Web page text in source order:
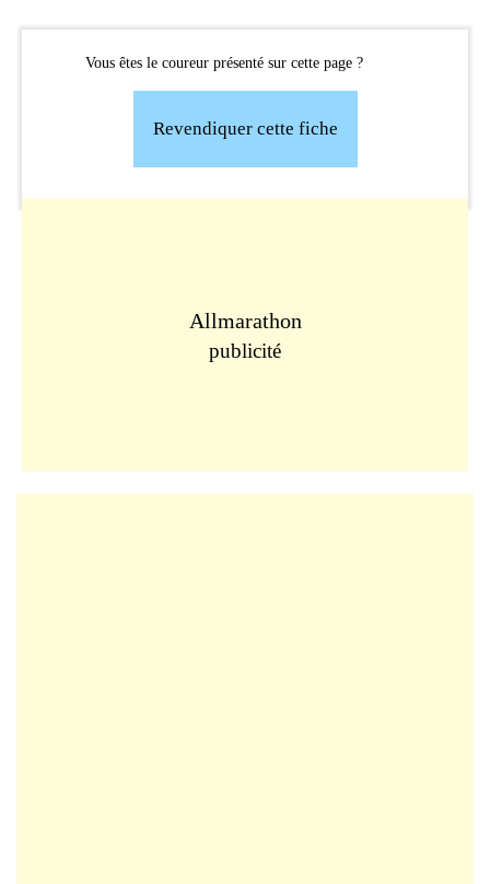
Vous êtes le coureur présenté sur cette page ?
Revendiquer cette fiche
Allmarathon
publicité